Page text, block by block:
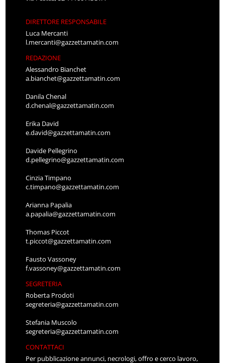
DIRETTORE RESPONSABILE
Luca Mercanti
l.mercanti@gazzettamatin.com
REDAZIONE
Alessandro Bianchet
a.bianchet@gazzettamatin.com
Danila Chenal
d.chenal@gazzettamatin.com
Erika David
e.david@gazzettamatin.com
Davide Pellegrino
d.pellegrino@gazzettamatin.com
Cinzia Timpano
c.timpano@gazzettamatin.com
Arianna Papalia
a.papalia@gazzettamatin.com
Thomas Piccot
t.piccot@gazzettamatin.com
Fausto Vassoney
f.vassoney@gazzettamatin.com
SEGRETERIA
Roberta Prodoti
segreteria@gazzettamatin.com
Stefania Muscolo
segreteria@gazzettamatin.com
CONTATTACI
Per pubblicazione annunci, necrologi, offro e cerco lavoro,